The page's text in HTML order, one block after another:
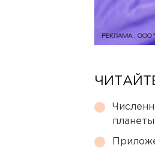
планеты